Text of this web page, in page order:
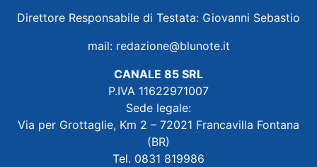
Direttore Responsabile di Testata: Giovanni Sebastio
mail: redazione@blunote.it
CANALE 85 SRL
P.IVA 11622971007
Sede legale:
Via per Grottaglie, Km 2 – 72021 Francavilla Fontana
(BR)
Tel. 0831 819986